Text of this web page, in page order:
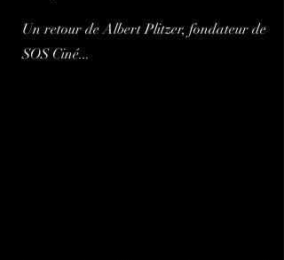
Un retour de Albert Plitzer, fondateur de
SOS Ciné...